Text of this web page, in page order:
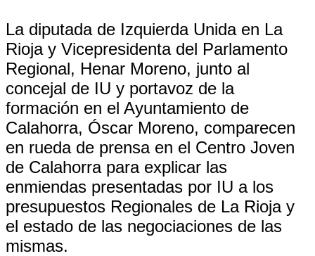
La diputada de Izquierda Unida en La
Rioja y Vicepresidenta del Parlamento
Regional, Henar Moreno, junto al
concejal de IU y portavoz de la
formación en el Ayuntamiento de
Calahorra, Óscar Moreno, comparecen
en rueda de prensa en el Centro Joven
de Calahorra para explicar las
enmiendas presentadas por IU a los
presupuestos Regionales de La Rioja y
el estado de las negociaciones de las
mismas.